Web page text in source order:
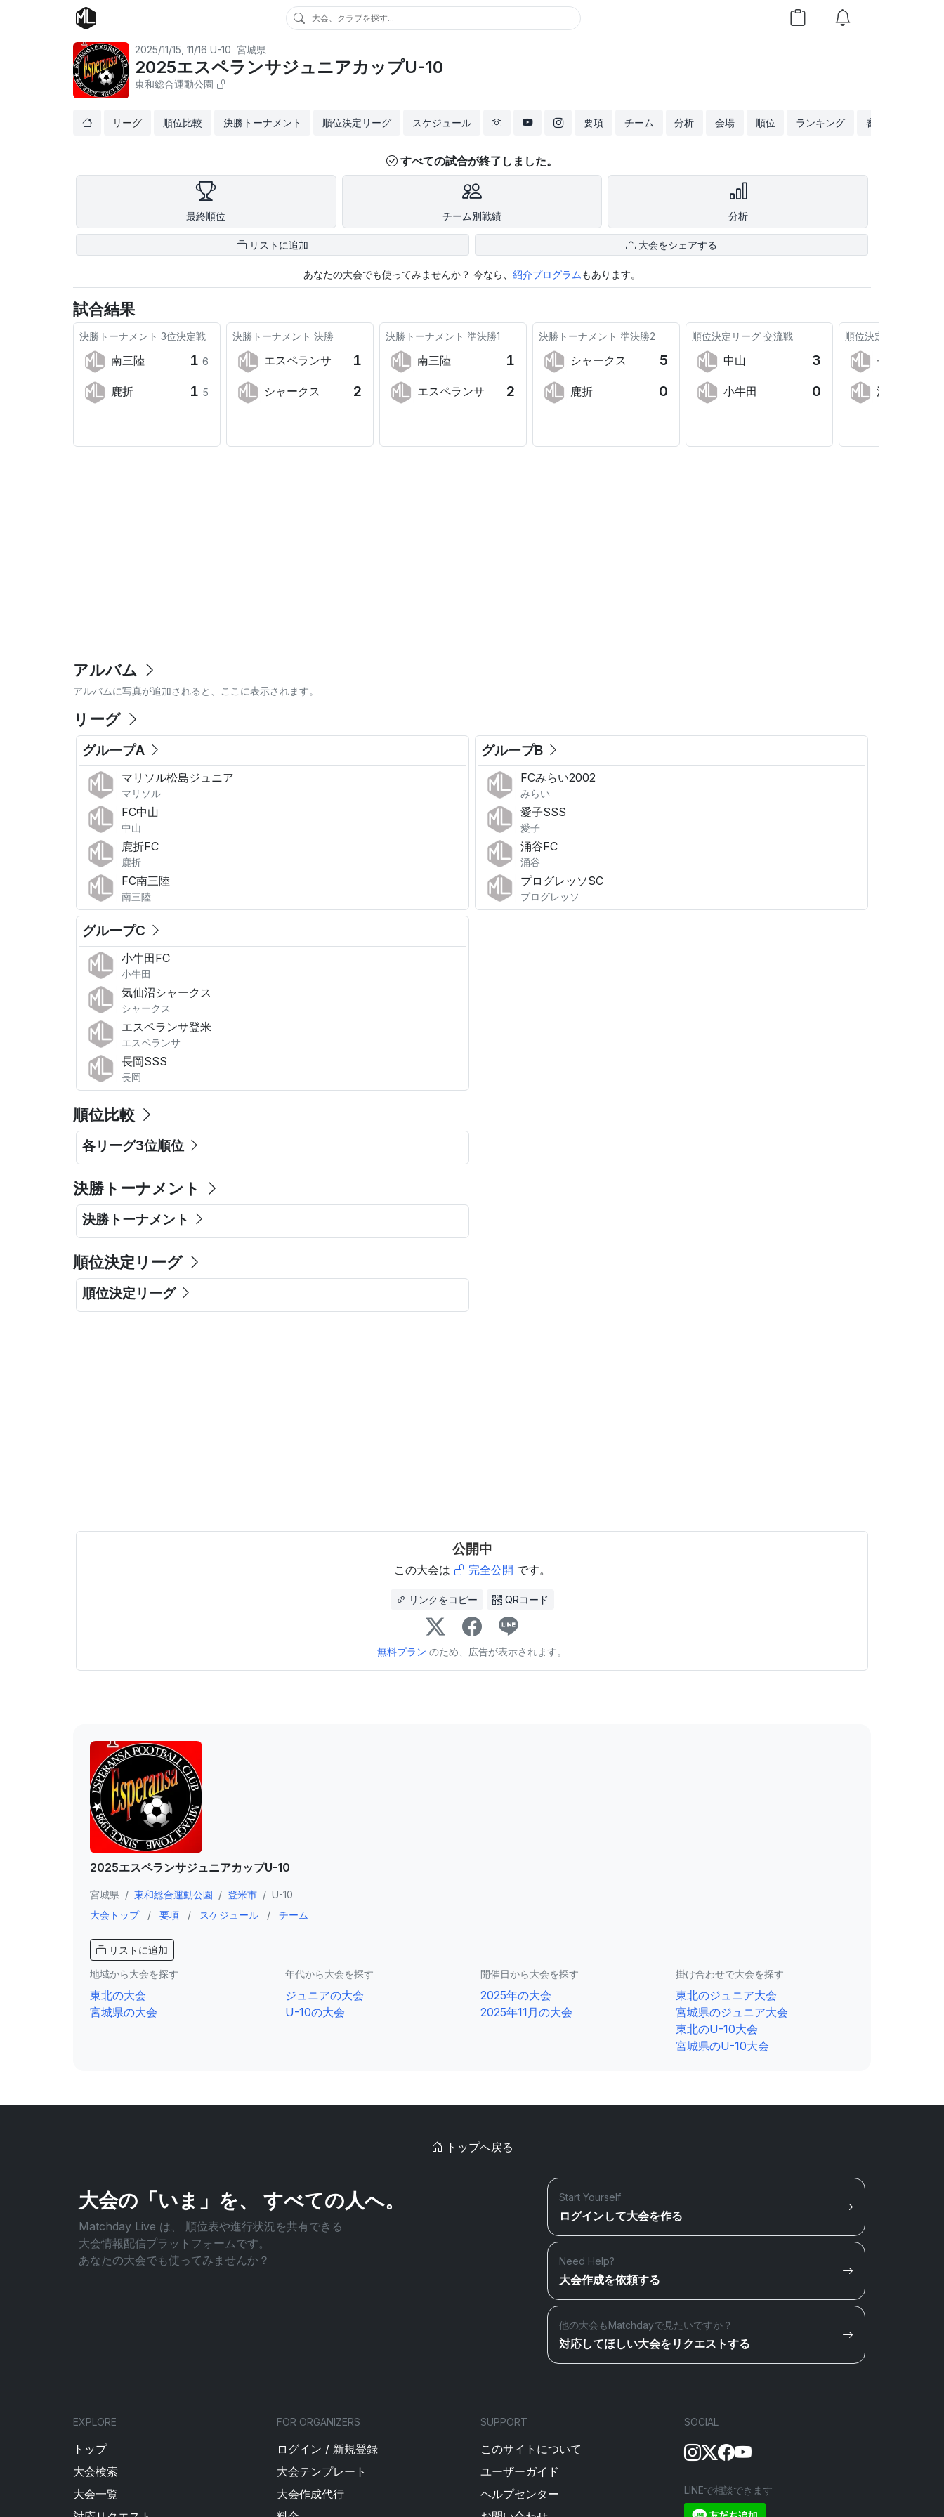
大会、クラブを探す...
2025/11/15, 11/16 U-10 宮城県
2025エスペランサジュニアカップU-10
東和総合運動公園
リーグ 順位比較 決勝トーナメント 順位決定リーグ スケジュール 要項 チーム 分析 会場 順位 ランキング 審判
すべての試合が終了しました。
最終順位 チーム別戦績 分析
リストに追加 大会をシェアする
あなたの大会でも使ってみませんか？ 今なら、 紹介プログラム もあります。
試合結果
決勝トーナメント 3位決定戦
南三陸 1 6
鹿折 1 5
決勝トーナメント 決勝
エスペランサ 1
シャークス 2
決勝トーナメント 準決勝1
南三陸 1
エスペランサ 2
決勝トーナメント 準決勝2
シャークス 5
鹿折 0
順位決定リーグ 交流戦
中山 3
小牛田 0
順位決定リーグ
長岡
涌谷
アルバム
アルバムに写真が追加されると、ここに表示されます。
リーグ
グループA
マリソル松島ジュニア
マリソル
FC中山
中山
鹿折FC
鹿折
FC南三陸
南三陸
グループB
FCみらい2002
みらい
愛子SSS
愛子
涌谷FC
涌谷
プログレッソSC
プログレッソ
グループC
小牛田FC
小牛田
気仙沼シャークス
シャークス
エスペランサ登米
エスペランサ
長岡SSS
長岡
順位比較
各リーグ3位順位
決勝トーナメント
決勝トーナメント
順位決定リーグ
順位決定リーグ
公開中
この大会は 完全公開 です。
リンクをコピー QRコード
無料プラン のため、広告が表示されます。
2025エスペランサジュニアカップU-10
宮城県 / 東和総合運動公園 / 登米市 / U-10
大会トップ
/ 要項 / スケジュール / チーム
リストに追加
地域から大会を探す
東北の大会
宮城県の大会
年代から大会を探す
ジュニアの大会
U-10の大会
開催日から大会を探す
2025年の大会
2025年11月の大会
掛け合わせで大会を探す
東北のジュニア大会
宮城県のジュニア大会
東北のU-10大会
宮城県のU-10大会
トップへ戻る
大会の「いま」を、 すべての人へ。
Matchday Live は、 順位表や進行状況を共有できる
大会情報配信プラットフォームです。
あなたの大会でも使ってみませんか？
Start Yourself
ログインして大会を作る
Need Help?
大会作成を依頼する
他の大会もMatchdayで見たいですか？
対応してほしい大会をリクエストする
EXPLORE
トップ
大会検索
大会一覧
FOR ORGANIZERS
ログイン / 新規登録
大会テンプレート
大会作成代行
SUPPORT
このサイトについて
ユーザーガイド
ヘルプセンター
SOCIAL
LINEで相談できます